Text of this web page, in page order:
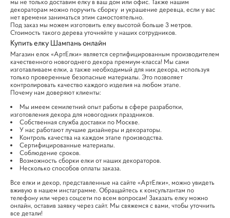
мы не только доставим елку в ваш дом или офис. Также нашим
декораторам можно поручить сборку и украшение деревца, если у вас
нет времени заниматься этим самостоятельно.
Под заказ мы можем изготовить елку высотой больше 3 метров.
Стоимость такого дерева уточняйте у наших сотрудников.
Купить елку Шампань онлайн
Магазин елок «АртЕлки» является сертифицированным производителем
качественного новогоднего декора премиум-класса! Мы сами
изготавливаем елки, а также необходимый для них декора, используя
только проверенные безопасные материалы. Это позволяет
контролировать качество каждого изделия на любом этапе.
Почему нам доверяют клиенты:
Мы имеем семилетний опыт работы в сфере разработки,
изготовления декора для новогодних праздников.
Собственная служба доставки по Москве.
У нас работают лучшие дизайнеры и декораторы.
Контроль качества на каждом этапе производства.
Сертифицированные материалы.
Соблюдение сроков.
Возможность сборки елки от наших декораторов.
Несколько способов оплаты заказа.
Все елки и декор, представленные на сайте «АртЕлки», можно увидеть
вживую в нашем инстаграмме. Обращайтесь к консультантам по
телефону или через соцсети по всем вопросам! Заказать елку можно
онлайн, оставив заявку через сайт. Мы свяжемся с вами, чтобы уточнить
все детали!